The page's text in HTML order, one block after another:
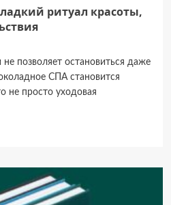
ритуал красоты,
позволяет остановиться даже
СПА становится
не просто уходовая